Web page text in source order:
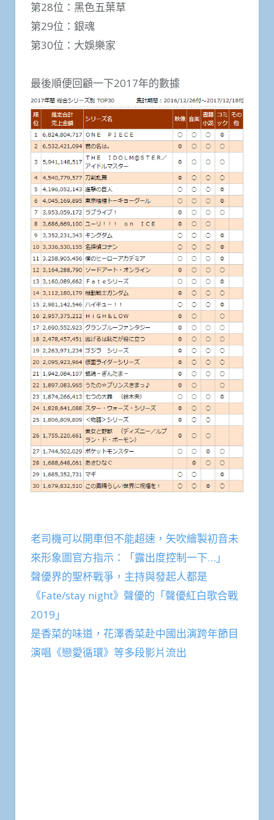
第28位：黑色五葉草
第29位：銀魂
第30位：大娛樂家
最後順便回顧一下2017年的數據
老司機可以開車但不能超速，矢吹繪製初音未
來形象圖官方指示：「露出度控制一下…」
聲優界的聖杯戰爭，主持與發起人都是
《Fate/stay night》聲優的「聲優紅白歌合戰
2019」
是香菜的味道，花澤香菜赴中國出演跨年節目
演唱《戀愛循環》等多段影片流出